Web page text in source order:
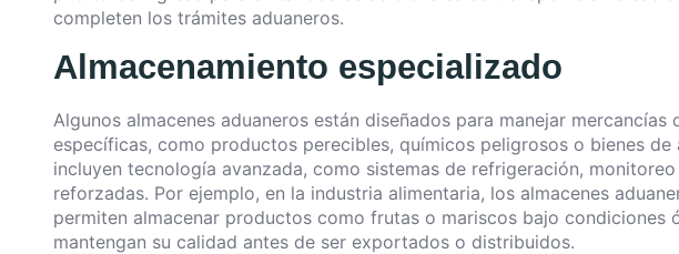
completen los trámites aduaneros.
Almacenamiento especializado
Algunos almacenes aduaneros están diseñados para manejar mercancías
específicas, como productos perecibles, químicos peligrosos o bienes de
incluyen tecnología avanzada, como sistemas de refrigeración,
reforzadas. Por ejemplo, en la industria alimentaria, los almacenes
permiten almacenar productos como frutas o mariscos bajo condiciones
mantengan su calidad antes de ser exportados o distribuidos.